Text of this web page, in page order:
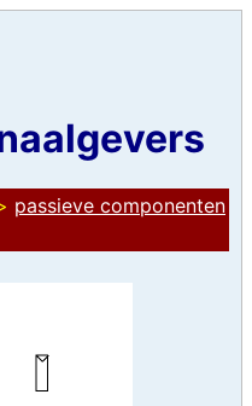
passieve componenten